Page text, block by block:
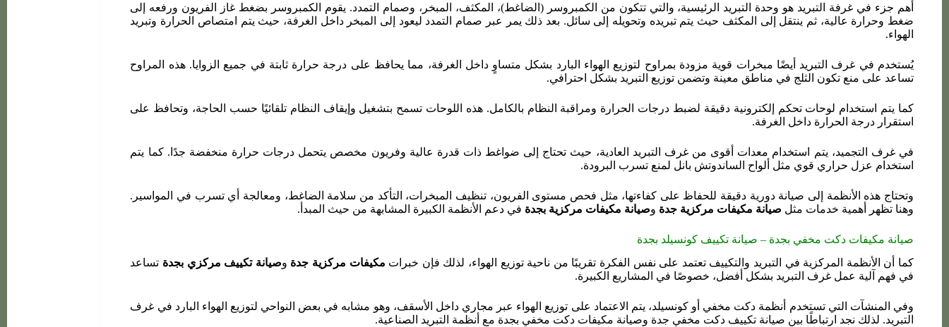
أهم جزء في غرفة التبريد هو وحدة التبريد الرئيسية، والتي تتكون من الكمبروسر (الضاغط)، المكثف، المبخر، وصمام التمدد. يقوم الكمبروسر بضغط غاز الفريون ورفعه إلى
ضغط وحرارة عالية، ثم ينتقل إلى المكثف حيث يتم تبريده وتحويله إلى سائل. بعد ذلك يمر عبر صمام التمدد ليعود إلى المبخر داخل الغرفة، حيث يتم امتصاص الحرارة وتبريد
الهواء.
يُستخدم في غرف التبريد أيضًا مبخرات قوية مزودة بمراوح لتوزيع الهواء البارد بشكل متساوٍ داخل الغرفة، مما يحافظ على درجة حرارة ثابتة في جميع الزوايا. هذه المراوح
تساعد على منع تكون الثلج في مناطق معينة وتضمن توزيع التبريد بشكل احترافي.
كما يتم استخدام لوحات تحكم إلكترونية دقيقة لضبط درجات الحرارة ومراقبة النظام بالكامل. هذه اللوحات تسمح بتشغيل وإيقاف النظام تلقائيًا حسب الحاجة، وتحافظ على
استقرار درجة الحرارة داخل الغرفة.
في غرف التجميد، يتم استخدام معدات أقوى من غرف التبريد العادية، حيث تحتاج إلى ضواغط ذات قدرة عالية وفريون مخصص يتحمل درجات حرارة منخفضة جدًا. كما يتم
استخدام عزل حراري قوي مثل ألواح الساندوتش بانل لمنع تسرب البرودة.
وتحتاج هذه الأنظمة إلى صيانة دورية دقيقة للحفاظ على كفاءتها، مثل فحص مستوى الفريون، تنظيف المبخرات، التأكد من سلامة الضاغط، ومعالجة أي تسرب في المواسير.
وهنا تظهر أهمية خدمات مثل صيانة مكيفات مركزية جدة وصيانة مكيفات مركزية بجدة في دعم الأنظمة الكبيرة المشابهة من حيث المبدأ.
صيانة مكيفات دكت مخفي بجدة – صيانة تكييف كونسيلد بجدة
كما أن الأنظمة المركزية في التبريد والتكييف تعتمد على نفس الفكرة تقريبًا من ناحية توزيع الهواء، لذلك فإن خبرات مكيفات مركزية جدة وصيانة تكييف مركزي بجدة تساعد
في فهم آلية عمل غرف التبريد بشكل أفضل، خصوصًا في المشاريع الكبيرة.
وفي المنشآت التي تستخدم أنظمة دكت مخفي أو كونسيلد، يتم الاعتماد على توزيع الهواء عبر مجاري داخل الأسقف، وهو مشابه في بعض النواحي لتوزيع الهواء البارد في غرف
التبريد. لذلك نجد ارتباطًا بين صيانة تكييف دكت مخفي جدة وصيانة مكيفات دكت مخفي بجدة مع أنظمة التبريد الصناعية.